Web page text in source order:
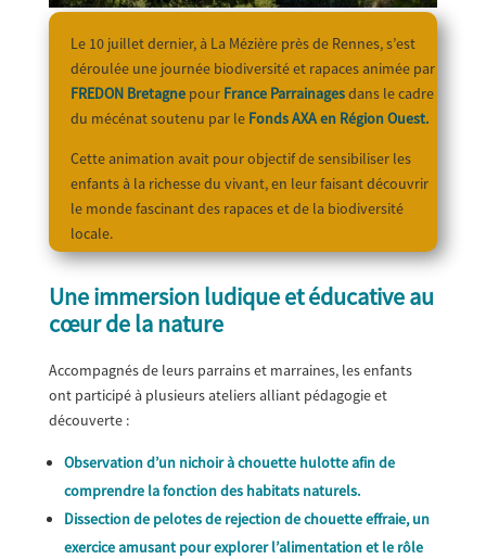
Le 10 juillet dernier, à La Mézière près de Rennes, s’est
déroulée une journée biodiversité et rapaces animée par
FREDON Bretagnepour France Parrainagesdans le cadre
du mécénat soutenu par le Fonds AXA en Région Ouest.
Cette animation avait pour objectif de sensibiliser les
enfants à la richesse du vivant, en leur faisant découvrir
le monde fascinant des rapaces et de la biodiversité
locale.
Une immersion ludique et éducative au
cœur de la nature
Accompagnés de leurs parrains et marraines, les enfants
ont participé à plusieurs ateliers alliant pédagogie et
découverte :
Observation d’un nichoir à chouette hulotte afin de
comprendre la fonction des habitats naturels.
Dissection de pelotes de rejection de chouette effraie, un
exercice amusant pour explorer l’alimentation et le rôle